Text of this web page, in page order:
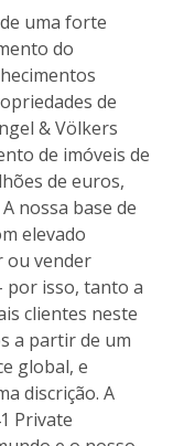
uma forte
do
de
& Völkers
de imóveis de
de euros,
nossa base de
elevado
ou vender
por isso, tanto a
clientes neste
a partir de um
global, e
discrição. A
Private